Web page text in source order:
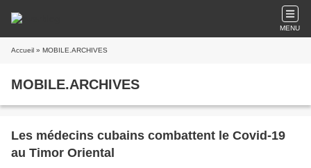
MENU
Accueil » MOBILE.ARCHIVES
MOBILE.ARCHIVES
Les médecins cubains combattent le Covid-19
au Timor Oriental